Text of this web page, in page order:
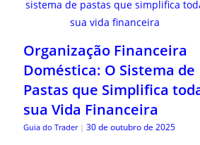
Organização Financeira
Doméstica: O Sistema de
Pastas que Simplifica
sua Vida Financeira
Guia do Trader | 30 de outubro de 2025